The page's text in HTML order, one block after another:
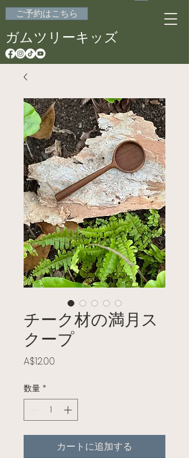
ご予約はこちら
ガムツリーキッズ
チーク材の満月ス
クープ
A$12.00
数量 *
カートに追加する